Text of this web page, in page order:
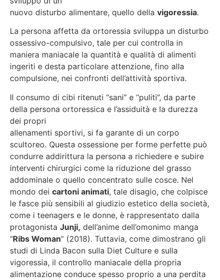
nuovo disturbo alimentare, quello della vigoressia.
La persona affetta da ortoressia sviluppa un disturbo
ossessivo-compulsivo, tale per cui controlla in
maniera maniacale la quantità e qualità di alimenti
ingeriti e desta particolare attenzione, fino alla
compulsione, nei confronti dell’attività sportiva.
Il consumo di cibi ritenuti “sani” e “puliti”, da parte
della persona ortoressica e l’assiduità e la durezza
dei propri
allenamenti sportivi, si fa garante di un corpo
scultoreo. Questa ossessione per forme perfette può
condurre addirittura la persona a richiedere e subire
interventi chirurgici come la riduzione del grasso
addominale o quello concentrato sulle cosce. Nel
mondo dei cartoni animati, tale disagio, che colpisce
le fasce più sensibili al giudizio estetico della società,
come i teenagers e le donne, è rappresentato dalla
protagonista Junji, dell’anime dell’omonimo manga
“Ribs Woman” (2018). Tuttavia, come dimostrano gli
studi di Linda Bacon sulla Diet Culture e sulla
vigoressia, il controllo maniacale della propria
alimentazione conduce spesso proprio a una perdita